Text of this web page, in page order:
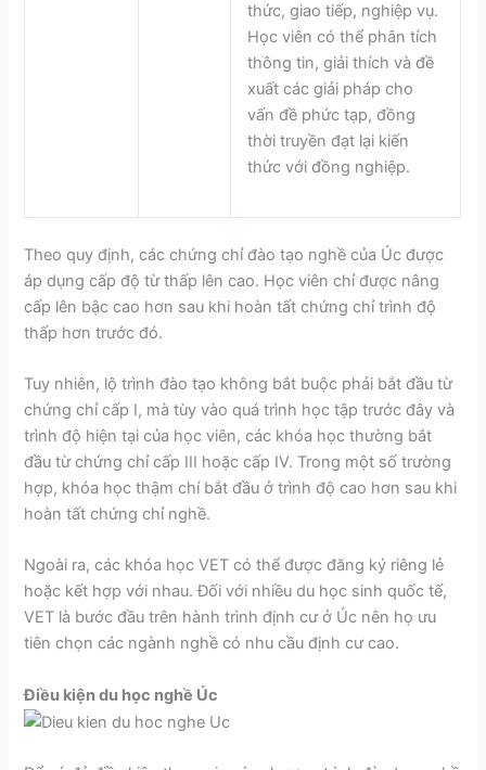
thức, giao tiếp, nghiệp vụ.
Học viên có thể phân tích
thông tin, giải thích và đề
xuất các giải pháp cho
vấn đề phức tạp, đồng
thời truyền đạt lại kiến
thức với đồng nghiệp.
Theo quy định, các chứng chỉ đào tạo nghề của Úc được
áp dụng cấp độ từ thấp lên cao. Học viên chỉ được nâng
cấp lên bậc cao hơn sau khi hoàn tất chứng chỉ trình độ
thấp hơn trước đó.
Tuy nhiên, lộ trình đào tạo không bắt buộc phải bắt đầu từ
chứng chỉ cấp I, mà tùy vào quá trình học tập trước đây và
trình độ hiện tại của học viên, các khóa học thường bắt
đầu từ chứng chỉ cấp III hoặc cấp IV. Trong một số trường
hợp, khóa học thậm chí bắt đầu ở trình độ cao hơn sau khi
hoàn tất chứng chỉ nghề.
Ngoài ra, các khóa học VET có thể được đăng ký riêng lẻ
hoặc kết hợp với nhau. Đối với nhiều du học sinh quốc tế,
VET là bước đầu trên hành trình định cư ở Úc nên họ ưu
tiên chọn các ngành nghề có nhu cầu định cư cao.
Điều kiện du học nghề Úc